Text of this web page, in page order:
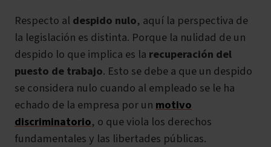
Respecto al despido nulo, aquí la perspectiva de
la legislación es distinta. Porque la nulidad de un
despido lo que implica es la recuperación del
puesto de trabajo. Esto se debe a que un despido
se considera nulo cuando al empleado se le ha
echado de la empresa por un motivo
discriminatorio, o que viola los derechos
fundamentales y las libertades públicas.